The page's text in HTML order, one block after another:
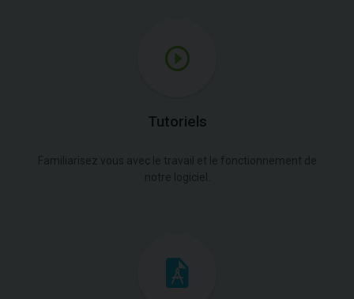
Tutoriels
Familiarisez vous avec le travail et le fonctionnement de
notre logiciel.